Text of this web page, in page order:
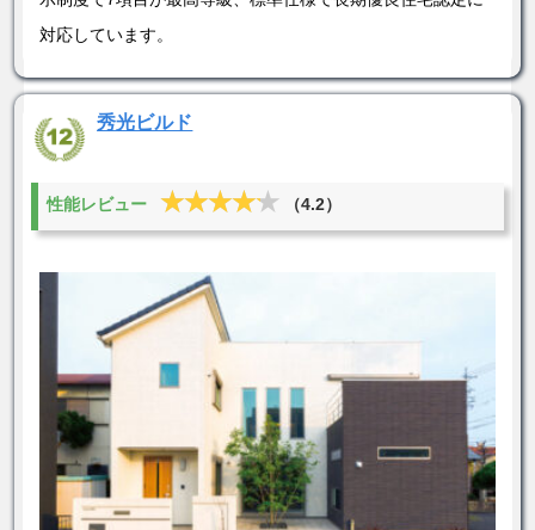
対応しています。
秀光ビルド
性能レビュー ★★★★★
★★★★★ （4.2）